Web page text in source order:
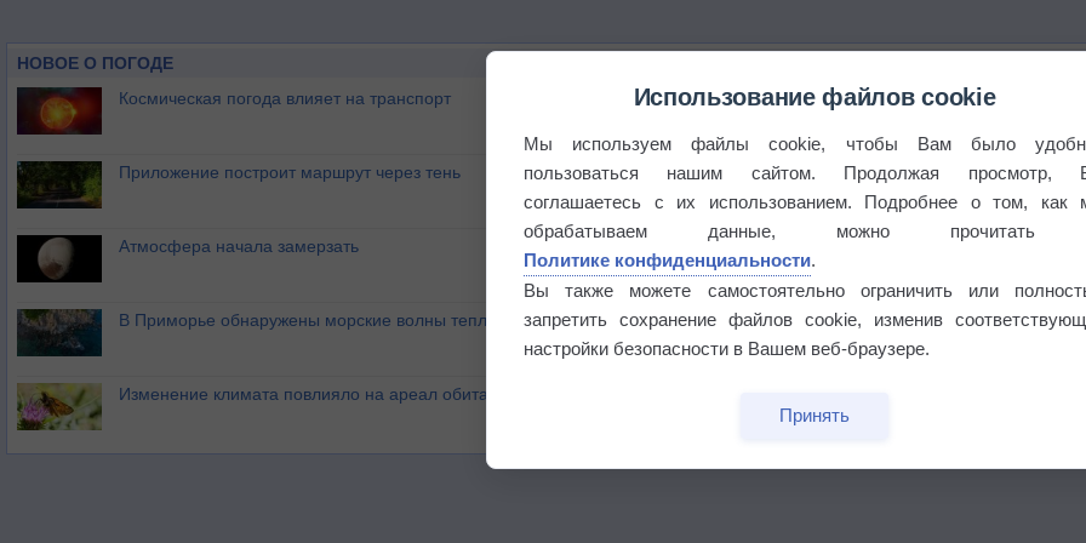
НОВОЕ О ПОГОДЕ
Космическая погода влияет на транспорт
Приложение построит маршрут через тень
Атмосфера начала замерзать
В Приморье обнаружены морские волны тепла
Изменение климата повлияло на ареал обитания бабочек
Использование файлов cookie
Мы используем файлы cookie, чтобы Вам было
пользоваться нашим сайтом. Продолжая просмотр,
соглашаетесь с их использованием. Подробнее о том, как
обрабатываем данные, можно прочитать
Политике конфиденциальности.
Вы также можете самостоятельно ограничить или
запретить сохранение файлов cookie, изменив
настройки безопасности в Вашем веб-браузере.
Принять